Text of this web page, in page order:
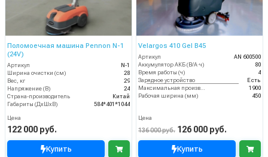
Поломоечная машина Pennon N-1
(24V)
Артикул
N-1
Ширина очистки (см)
28
Вес, кг
29
Напряжение (В)
24
Страна-производитель
Китай
Габариты (ДхШхВ)
584*401*1044
Цена
122 000 руб.
Купить
Velargos 410 Gel B45
Артикул
AN 600500
Аккумулятор АКБ (В/А·ч)
80
Время работы (ч)
4
Зарядное устройство
Есть
1900
Рабочая ширина (мм)
450
Цена
136 000 руб. 126 000 руб.
Купить